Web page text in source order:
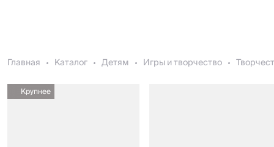
Главная Каталог Детям Игры и творчество
Крупнее